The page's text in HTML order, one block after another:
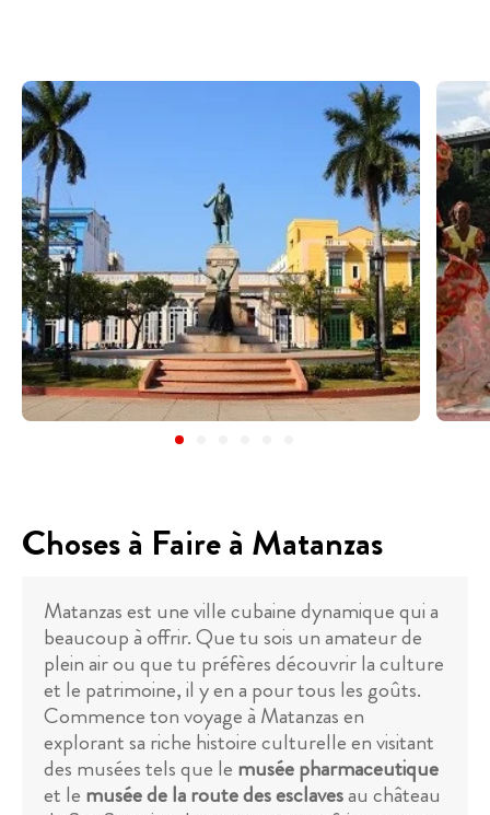
Choses à Faire à Matanzas
Matanzas est une ville cubaine dynamique qui a
beaucoup à offrir. Que tu sois un amateur de
plein air ou que tu préfères découvrir la culture
et le patrimoine, il y en a pour tous les goûts.
Commence ton voyage à Matanzas en
explorant sa riche histoire culturelle en visitant
des musées tels que le musée pharmaceutique
et le musée de la route des esclavesau château